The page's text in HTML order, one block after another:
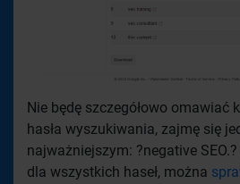
Nie będę szczegółowo omawiać
hasła wyszukiwania, zajmę się
najważniejszym: ?negative
dla wszystkich haseł, można